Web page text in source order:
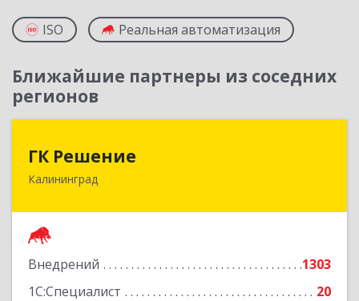
ISO Реальная автоматизация
Ближайшие партнеры из соседних
регионов
ГК Решение
Калининград
Внедрений
1303
1С:Специалист
20
236038, Калининградская обл, Калининград г,